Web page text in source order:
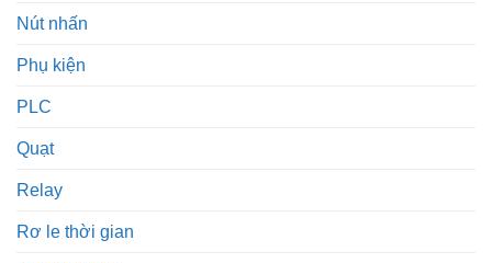
Nút nhấn
Phụ kiện
PLC
Quạt
Relay
Rơ le thời gian